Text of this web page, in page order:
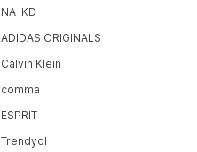
NA-KD
ADIDAS ORIGINALS
Calvin Klein
comma
ESPRIT
Trendyol